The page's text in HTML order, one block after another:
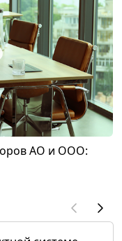
АО и ООО: